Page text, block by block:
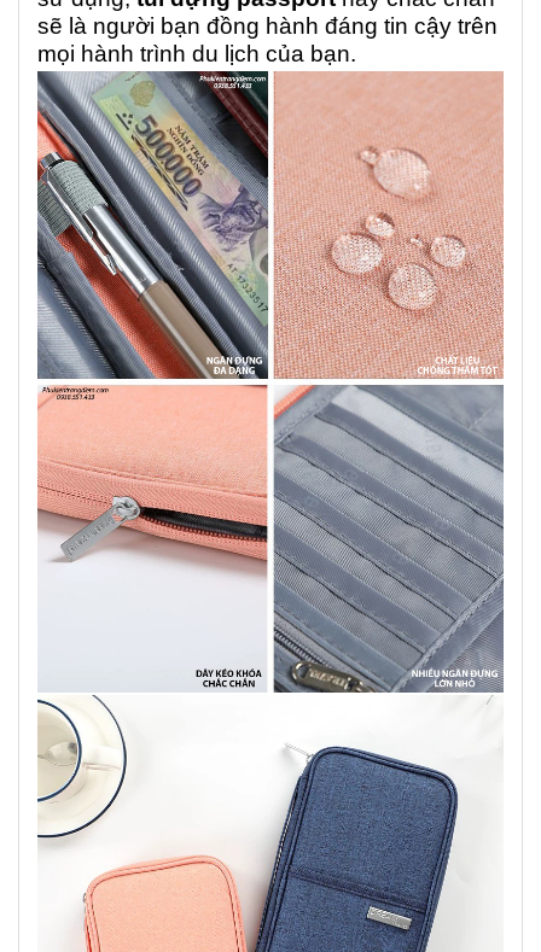
sẽ là người bạn đồng hành đáng tin cậy trên
mọi hành trình du lịch của bạn.